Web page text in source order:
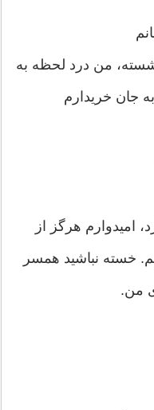
من درد لحظه به
جان خریدارم
امیدوارم هرگز از
خسته نباشید همسر
من.